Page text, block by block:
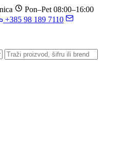
Pon–Pet 08:00–16:00
+385 98 189 7110